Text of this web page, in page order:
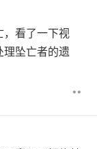
，看了一下视
理坠亡者的遗
••